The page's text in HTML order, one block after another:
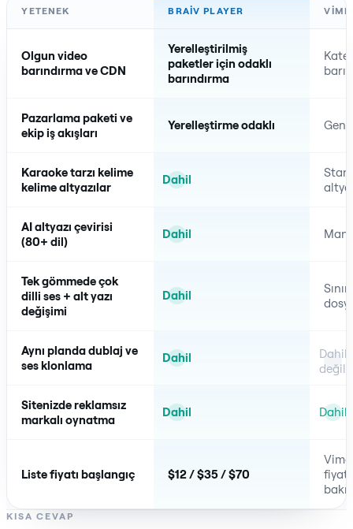
YETENEK BRAIV PLAYER
Olgun video
barındırma ve CDN
Yerelleştirilmiş
paketler için odaklı
barındırma
Pazarlama paketi ve
ekip iş akışları
Yerelleştirme odaklı
Karaoke tarzı kelime
kelime altyazılar
Dahil
AI altyazı çevirisi
(80+ dil)
Dahil
Tek gömmede çok
dilli ses + alt yazı
değişimi
Dahil
Aynı planda dublaj ve
ses klonlama
Dahil
Dahil
değil
Sitenizde reklamsız
markalı oynatma
Dahil Dahil
Liste fiyatı başlangıç $12 / $35 / $70
KISA CEVAP